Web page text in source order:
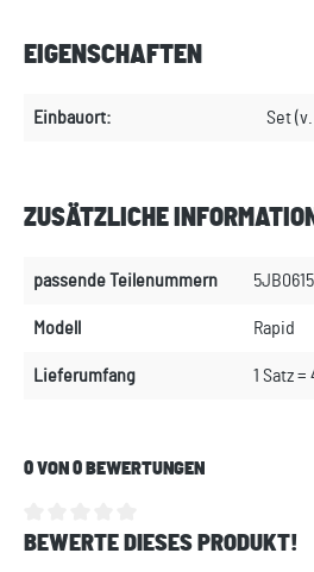
EIGENSCHAFTEN
Einbauort: Set
ZUSÄTZLICHE
passende Teilenummern
Modell Rapid
Lieferumfang 1 Satz
0 VON 0 BEWERTUNGEN
Durchschnittliche Bewertung von 0 von
BEWERTE DIESES PRODUKT!